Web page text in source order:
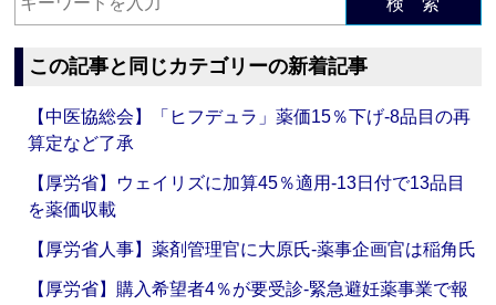
検 索
この記事と同じカテゴリーの新着記事
【中医協総会】「ヒフデュラ」薬価15％下げ‐8品目の再
算定など了承
【厚労省】ウェイリズに加算45％適用‐13日付で13品目
を薬価収載
【厚労省人事】薬剤管理官に大原氏‐薬事企画官は稲角氏
【厚労省】購入希望者4％が要受診‐緊急避妊薬事業で報